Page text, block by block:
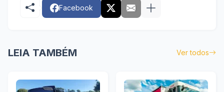
Facebook
LEIA TAMBÉM Ver todos